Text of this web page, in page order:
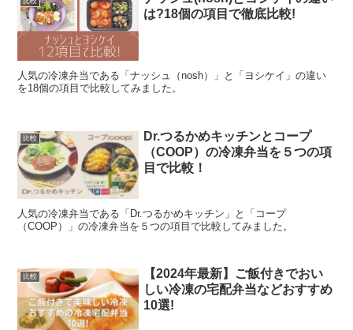
は?18個の項目で徹底比較!
人気の冷凍弁当である「ナッシュ（nosh）」と「ヨシケイ」の違い
を18個の項目で比較してみました。
比較
Dr.つるかめキッチンとコープ
（COOP）の冷凍弁当を５つの項
目で比較！
人気の冷凍弁当である「Dr.つるかめキッチン」と「コープ
（COOP）」の冷凍弁当を５つの項目で比較してみました。
比較
【2024年最新】ご飯付きでおい
しい冷凍の宅配弁当などおすすめ
10選!